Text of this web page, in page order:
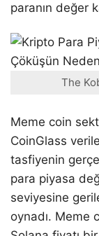
paranın değer
The
Meme coin
CoinGlass
tasfiyenin
para piyasa
seviyesine
oynadı. Meme